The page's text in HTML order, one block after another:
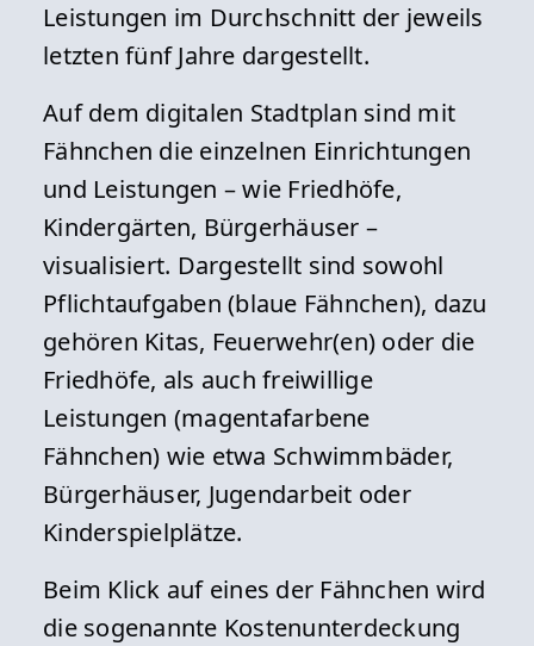
Leistungen im Durchschnitt der jeweils
letzten fünf Jahre dargestellt.
Auf dem digitalen Stadtplan sind mit
Fähnchen die einzelnen Einrichtungen
und Leistungen – wie Friedhöfe,
Kindergärten, Bürgerhäuser –
visualisiert. Dargestellt sind sowohl
Pflichtaufgaben (blaue Fähnchen), dazu
gehören Kitas, Feuerwehr(en) oder die
Friedhöfe, als auch freiwillige
Leistungen (magentafarbene
Fähnchen) wie etwa Schwimmbäder,
Bürgerhäuser, Jugendarbeit oder
Kinderspielplätze.
Beim Klick auf eines der Fähnchen wird
die sogenannte Kostenunterdeckung